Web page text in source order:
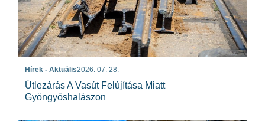
Hírek - Aktuális2026. 07. 28.
Útlezárás A Vasút Felújítása Miatt
Gyöngyöshalászon